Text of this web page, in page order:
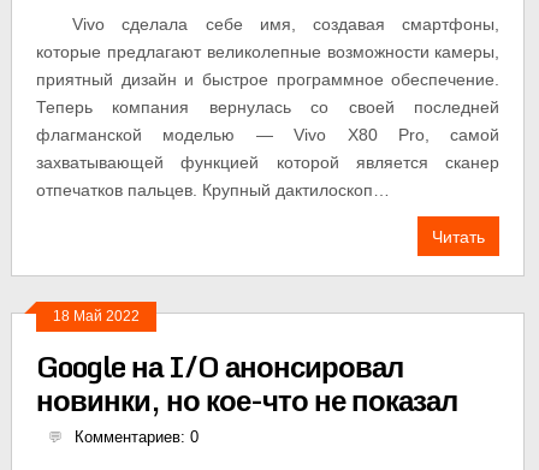
Vivo сделала себе имя, создавая смартфоны,
которые предлагают великолепные возможности камеры,
приятный дизайн и быстрое программное обеспечение.
Теперь компания вернулась со своей последней
флагманской моделью — Vivo X80 Pro, самой
захватывающей функцией которой является сканер
отпечатков пальцев. Крупный дактилоскоп…
Читать
18 Май 2022
Google на I/O анонсировал
новинки, но кое-что не показал
Комментариев: 0